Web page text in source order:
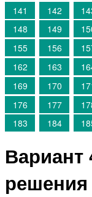
141
142
148
149
155
156
162
163
169
170
176
177
183
184
Вариант
решения